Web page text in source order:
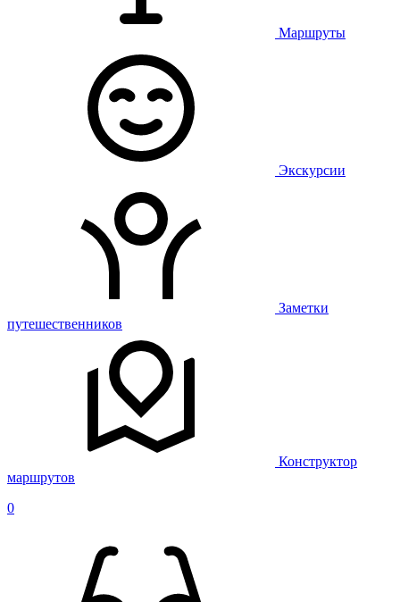
Маршруты
Экскурсии
Заметки
путешественников
Конструктор
маршрутов
0